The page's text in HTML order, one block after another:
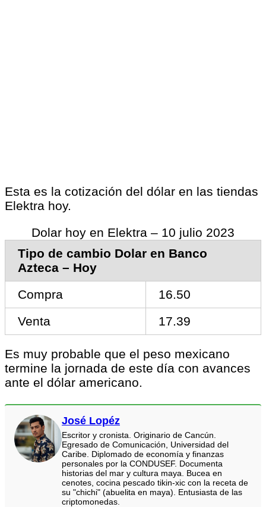
Esta es la cotización del dólar en las tiendas
Elektra hoy.
Dolar hoy en Elektra – 10 julio 2023
Tipo de cambio Dolar en Banco
Azteca – Hoy
Compra
16.50
Venta
17.39
Es muy probable que el peso mexicano
termine la jornada de este día con avances
ante el dólar americano.
José Lopéz
Escritor y cronista. Originario de Cancún.
Egresado de Comunicación, Universidad del
Caribe. Diplomado de economía y finanzas
personales por la CONDUSEF. Documenta
historias del mar y cultura maya. Bucea en
cenotes, cocina pescado tikin-xic con la receta de
su "chichi" (abuelita en maya). Entusiasta de las
criptomonedas.